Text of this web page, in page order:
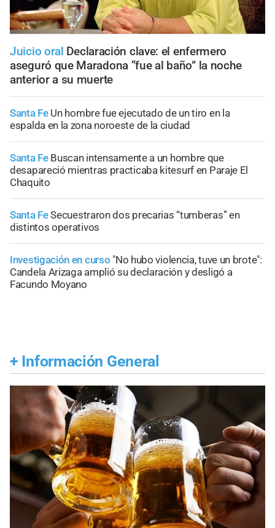
Juicio oral Declaración clave: el enfermero
aseguró que Maradona “fue al baño” la noche
anterior a su muerte
Santa Fe Un hombre fue ejecutado de un tiro en la
espalda en la zona noroeste de la ciudad
Santa Fe Buscan intensamente a un hombre que
desapareció mientras practicaba kitesurf en Paraje El
Chaquito
Santa FeSecuestraron dos precarias “tumberas” en
distintos operativos
Investigación en curso "No hubo violencia, tuve un brote":
Candela Arizaga amplió su declaración y desligó a
Facundo Moyano
+ Información General